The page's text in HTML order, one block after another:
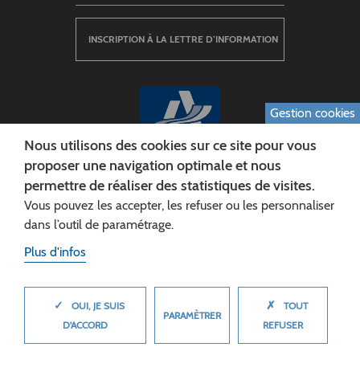
CONSEIL DÉPARTEMENTAL DE L'AISNE
Siège :
INSCRIPTION À LA LETTRE D’INFORMATION
Gestion cookies
Nous utilisons des cookies sur ce site pour vous
proposer une navigation optimale et nous
permettre de réaliser des statistiques de visites.
Vous pouvez les accepter, les refuser ou les personnaliser
dans l’outil de paramétrage.
Plus d'infos
✓
OUI, JE SUIS
D'ACCORD
PARAMÈTRER
✗
TOUT
REFUSER
MASQUER